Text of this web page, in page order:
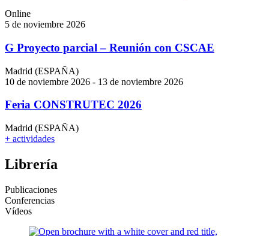
Online
5 de noviembre 2026
G Proyecto parcial – Reunión con CSCAE
Madrid (ESPAÑA)
10 de noviembre 2026 - 13 de noviembre 2026
Feria CONSTRUTEC 2026
Madrid (ESPAÑA)
+ actividades
Librería
Publicaciones
Conferencias
Vídeos